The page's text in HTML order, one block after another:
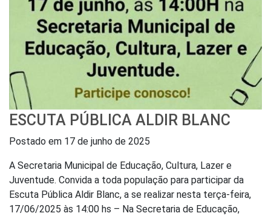
ESCUTA PÚBLICA ALDIR BLANC
Postado em 17 de junho de 2025
A Secretaria Municipal de Educação, Cultura, Lazer e
Juventude. Convida a toda população para participar da
Escuta Pública Aldir Blanc, a se realizar nesta terça-feira,
17/06/2025 às 14:00 hs – Na Secretaria de Educação,